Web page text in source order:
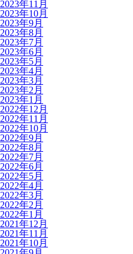
2023年11月
2023年10月
2023年9月
2023年8月
2023年7月
2023年6月
2023年5月
2023年4月
2023年3月
2023年2月
2023年1月
2022年12月
2022年11月
2022年10月
2022年9月
2022年8月
2022年7月
2022年6月
2022年5月
2022年4月
2022年3月
2022年2月
2022年1月
2021年12月
2021年11月
2021年10月